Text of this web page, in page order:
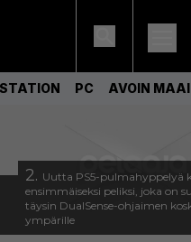
PC AVOIN
2. Uutta PS5-pulmahyppelyä
ensimmäiseksi peliksi, joka on
täysin DualSense-ohjaimen
ympärille